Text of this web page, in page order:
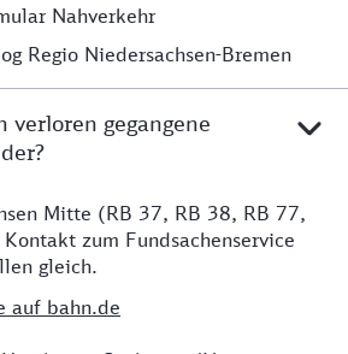
Nahverkehr
Regio Niedersachsen-Bremen
verloren gegangene
Mitte (RB 37, RB 38, RB 77,
zum Fundsachenservice
gleich.
auf bahn.de